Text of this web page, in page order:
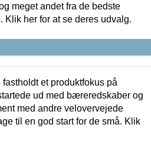
meget andet fra de bedste
Klik her for at se deres udvalg.
et produktfokus på
ud med bæreredskaber og
med andre velovervejede
til en god start for de små. Klik